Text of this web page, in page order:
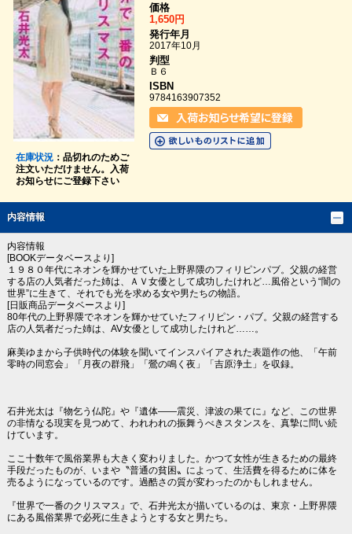
在庫状況：品切れのためご
注文いただけません。入荷
お知らせにご登録下さい
価格
1,650円
発行年月
2017年10月
判型
Ｂ６
ISBN
9784163907352
内容情報
内容情報
[BOOKデータベースより]
１９８０年代にネオンを輝かせていた上野界隈のフィリピンパブ。父親の経営
する店の人気者だった姉は、ＡＶ女優として成功したけれど…風俗という“闇の
世界”に生きて、それでも光を求める女や男たちの物語。
[日販商品データベースより]
80年代の上野界隈でネオンを輝かせていたフィリピン・パブ。父親の経営する
店の人気者だった姉は、AV女優として成功したけれど……。
麻美ゆまから子供時代の体験を聞いてインスパイアされた表題作の他、「午前
零時の同窓会」「月夜の群飛」「鶯の鳴く夜」「吉原浄土」を収録。
石井光太は『物乞う仏陀』や『遺体――震災、津波の果てに』など、この世界
の非情なる現実を見つめて、われわれの振舞うべきスタンスを、真摯に問い続
けています。
ここ十数年で風俗業界も大きく変わりました。かつて女性が生きるための最終
手段だったものが、いまや〝普通の貧困〟によって、生活費を得るために体を
売るようになっているのです。過酷さの質が変わったのかもしれません。
『世界で一番のクリスマス』で、石井光太が描いているのは、東京・上野界隈
にある風俗業界で必死に生きようとする女と男たち。